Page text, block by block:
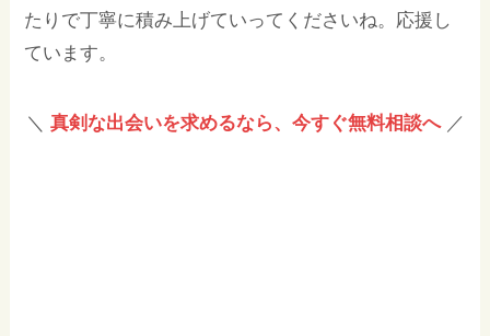
たりで丁寧に積み上げていってくださいね。応援し
ています。
＼ 真剣な出会いを求めるなら、今すぐ無料相談へ／